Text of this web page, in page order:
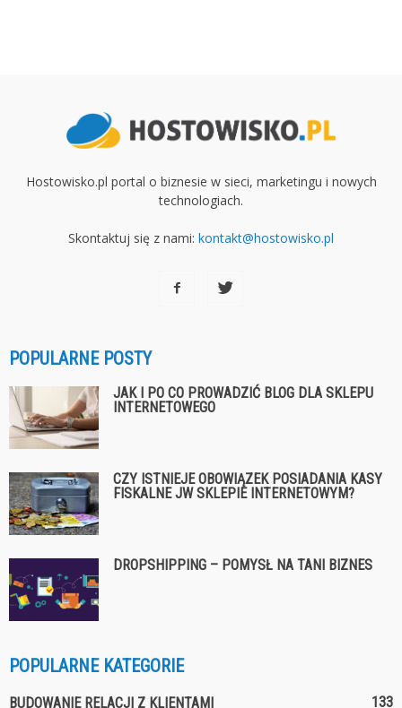
Hostowisko.pl portal o biznesie w sieci, marketingu i nowych
technologiach.
Skontaktuj się z nami: kontakt@hostowisko.pl
POPULARNE POSTY
JAK I PO CO PROWADZIĆ BLOG DLA SKLEPU
INTERNETOWEGO
CZY ISTNIEJE OBOWIĄZEK POSIADANIA KASY
FISKALNE JW SKLEPIE INTERNETOWYM?
DROPSHIPPING – POMYSŁ NA TANI BIZNES
POPULARNE KATEGORIE
BUDOWANIE RELACJI Z KLIENTAMI 133